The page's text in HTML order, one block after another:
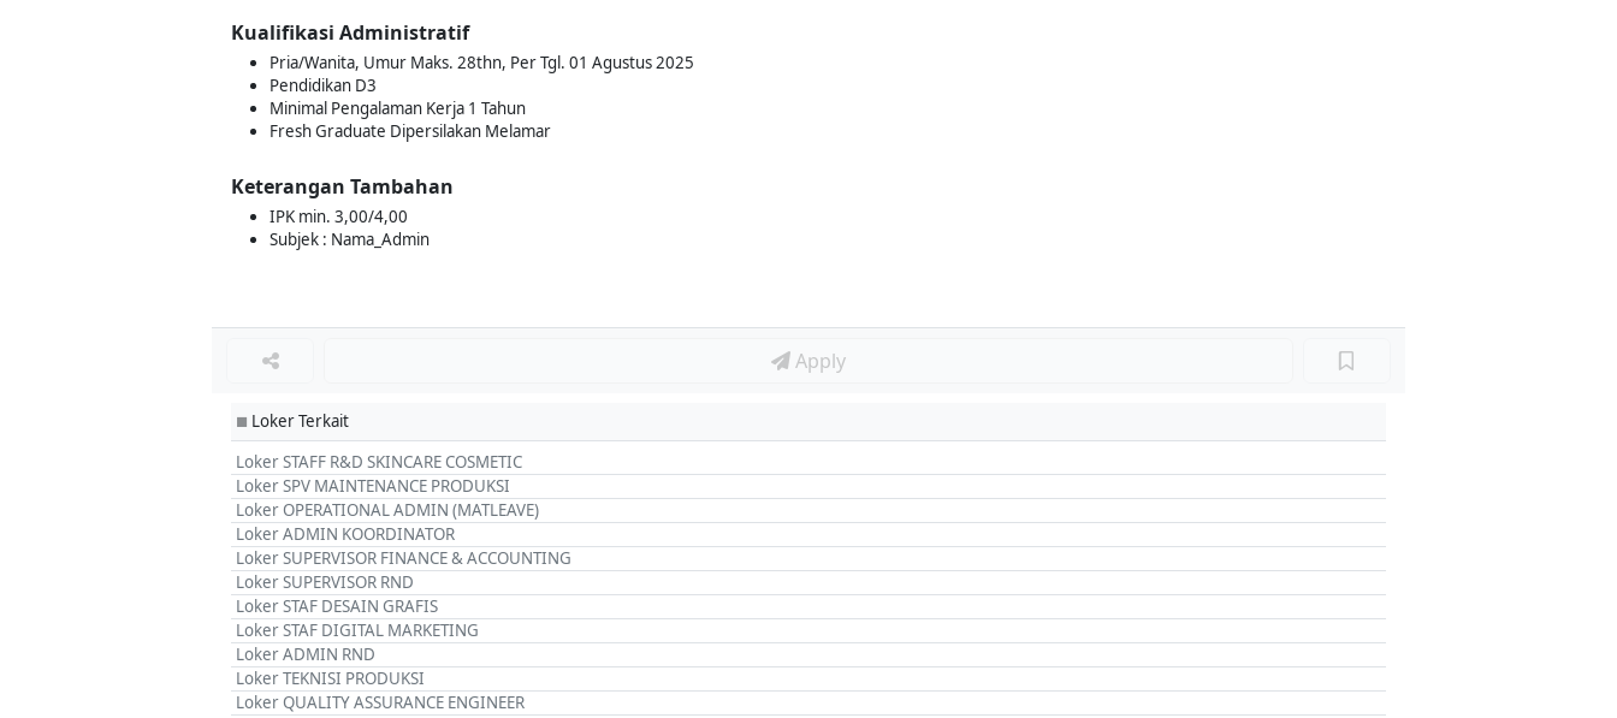
Kualifikasi Administratif
Pria/Wanita, Umur Maks. 28thn, Per Tgl. 01 Agustus 2025
Pendidikan D3
Minimal Pengalaman Kerja 1 Tahun
Fresh Graduate Dipersilakan Melamar
Keterangan Tambahan
IPK min. 3,00/4,00
Subjek : Nama_Admin
Apply
■ Loker Terkait
Loker STAFF R&D SKINCARE COSMETIC
Loker SPV MAINTENANCE PRODUKSI
Loker OPERATIONAL ADMIN (MATLEAVE)
Loker ADMIN KOORDINATOR
Loker SUPERVISOR FINANCE & ACCOUNTING
Loker SUPERVISOR RND
Loker STAF DESAIN GRAFIS
Loker STAF DIGITAL MARKETING
Loker ADMIN RND
Loker TEKNISI PRODUKSI
Loker QUALITY ASSURANCE ENGINEER